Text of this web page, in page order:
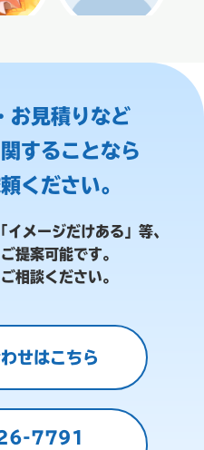
お見積りなど
することなら
ください。
イメージだけある」等、
提案可能です。
相談ください。
せはこちら
7791